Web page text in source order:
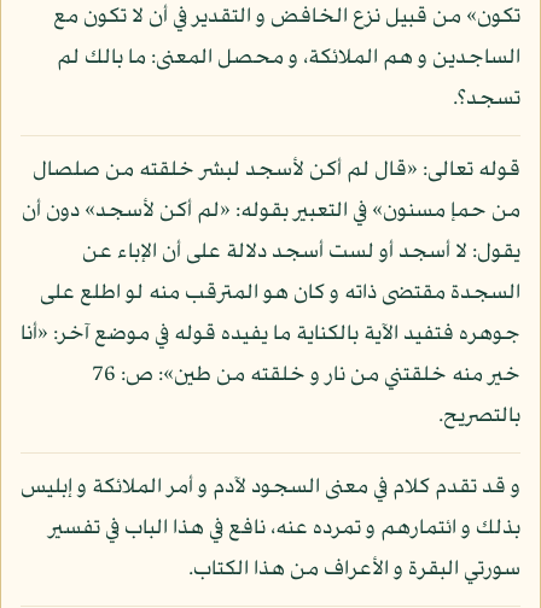
تكون» من قبيل نزع الخافض و التقدير في أن لا تكون مع
الساجدين و هم الملائكة، و محصل المعنى: ما بالك لم
تسجد؟.
قوله تعالى: «قال لم أكن لأسجد لبشر خلقته من صلصال
من حمإ مسنون» في التعبير بقوله: «لم أكن لأسجد» دون أن
يقول: لا أسجد أو لست أسجد دلالة على أن الإباء عن
السجدة مقتضى ذاته و كان هو المترقب منه لو اطلع على
جوهره فتفيد الآية بالكناية ما يفيده قوله في موضع آخر: «أنا
خير منه خلقتني من نار و خلقته من طين»: ص: 76
بالتصريح.
و قد تقدم كلام في معنى السجود لآدم و أمر الملائكة و إبليس
بذلك و ائتمارهم و تمرده عنه، نافع في هذا الباب في تفسير
سورتي البقرة و الأعراف من هذا الكتاب.